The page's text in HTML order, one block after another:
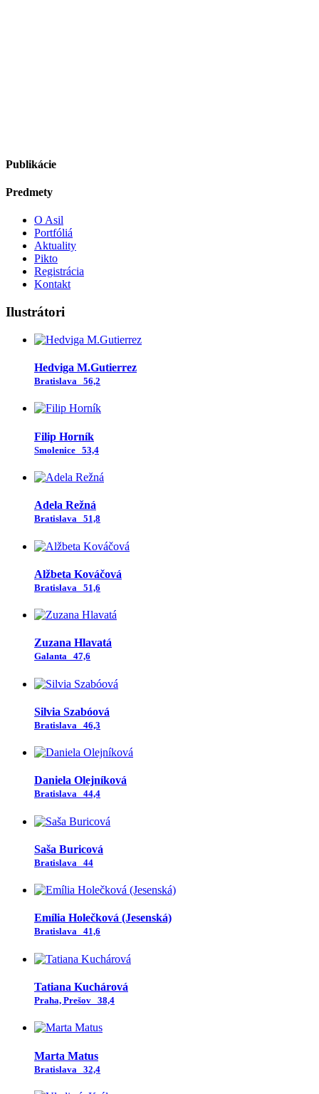
Publikácie
Predmety
O Asil
Portfóliá
Aktuality
Pikto
Registrácia
Kontakt
Ilustrátori
Hedviga M.Gutierrez
Bratislava 56,2
Filip Horník
Smolenice 53,4
Adela Režná
Bratislava 51,8
Alžbeta Kováčová
Bratislava 51,6
Zuzana Hlavatá
Galanta 47,6
Silvia Szabóová
Bratislava 46,3
Daniela Olejníková
Bratislava 44,4
Saša Buricová
Bratislava 44
Emília Holečková (Jesenská)
Bratislava 41,6
Tatiana Kuchárová
Praha, Prešov 38,4
Marta Matus
Bratislava 32,4